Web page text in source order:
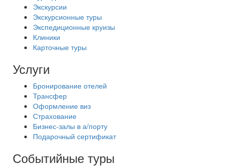
Экскурсии
Экскурсионные туры
Экспедиционные круизы
Клиники
Карточные туры
Услуги
Бронирование отелей
Трансфер
Оформление виз
Страхование
Бизнес-залы в а/порту
Подарочный сертификат
Событийные туры